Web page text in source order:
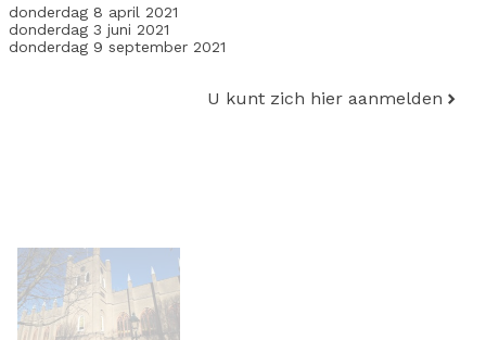
donderdag 8 april 2021
donderdag 3 juni 2021
donderdag 9 september 2021
U kunt zich hier aanmelden